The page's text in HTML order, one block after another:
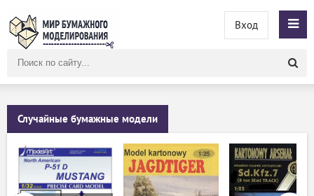
сайту
Вход
Случайные бумажные модели